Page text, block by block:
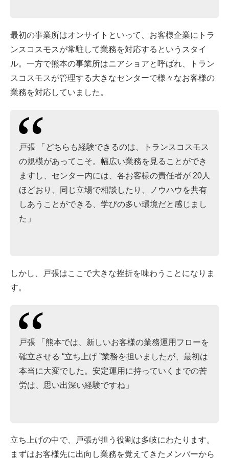
最初の事業所はオンサイトといって、お客様企業にトラ
ンスコスモスが常駐して業務を対応するというスタイ
ル。一方で熊本の事業所はニアショアと呼ばれ、トラン
スコスモスが管理する大きなセンターで様々なお客様の
業務を対応していました。
戸張 「どちらも経験できるのは、トランスコスモス
の規模があってこそ。幅広い業務を見ることができ
ますし、センター内には、各お客様の責任者が 20人
ほどおり、同じ立場で相談したり、ノウハウを共有
しあうことができる、学びの多い環境だと感じまし
た」
しかし、戸張はここで大きな挫折を味わうことになりま
す。
戸張 「熊本では、新しいお客様の業務運用フローを
確立させる “立ち上げ ”業務を担いましたが、最初は
本当に大変でした。安定運用に持っていくまでの苦
労は、思い出深い経験ですね」
立ち上げの中で、戸張が担う役割は多岐にわたります。
まずはお客様先に出向し業務を覚えてきたメンバーから